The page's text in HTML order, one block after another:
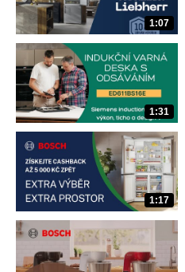
1:07
1:31
1:17